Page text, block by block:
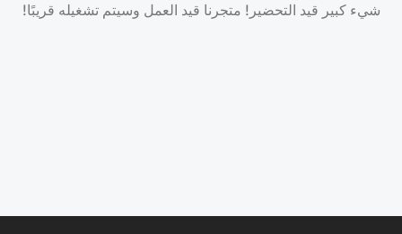
شيء كبير قيد التحضير! متجرنا قيد العمل وسيتم تشغيله قريبًا!